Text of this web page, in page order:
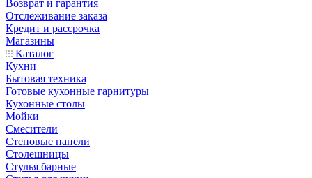
Возврат и гарантия
Отслеживание заказа
Кредит и рассрочка
Магазины
Каталог
Кухни
Бытовая техника
Готовые кухонные гарнитуры
Кухонные столы
Мойки
Смесители
Стеновые панели
Столешницы
Стулья барные